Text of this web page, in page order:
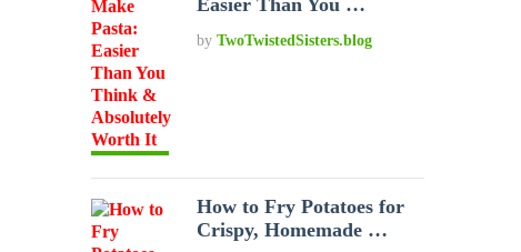
Easier Than You …
byTwoTwistedSisters.blog
How to Fry Potatoes for
Crispy, Homemade …